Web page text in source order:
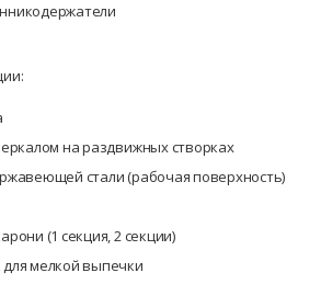
на раздвижных створках
стали (рабочая поверхность)
(1 секция, 2 секции)
мелкой выпечки